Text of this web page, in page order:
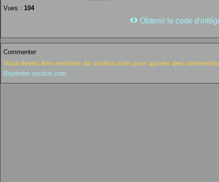
Vues : 104
Obtenir le code
Commenter
Vous devez être membre de onction.com pour ajouter des
Rejoindre onction.com